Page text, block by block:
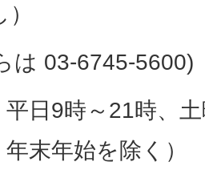
は 03-6745-5600)
平日9時～21時、
末年始を除く）